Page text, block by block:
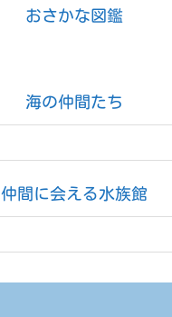
おさかな図鑑
海の仲間たち
仲間に会える水族館